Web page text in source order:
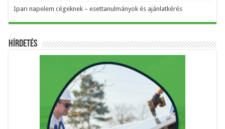
Ipari napelem cégeknek – esettanulmányok és ajánlatkérés
Hírdetés